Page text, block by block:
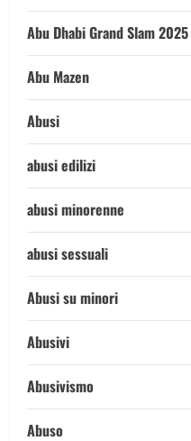
Abu Dhabi Grand Slam 2025
Abu Mazen
Abusi
abusi edilizi
abusi minorenne
abusi sessuali
Abusi su minori
Abusivi
Abusivismo
Abuso